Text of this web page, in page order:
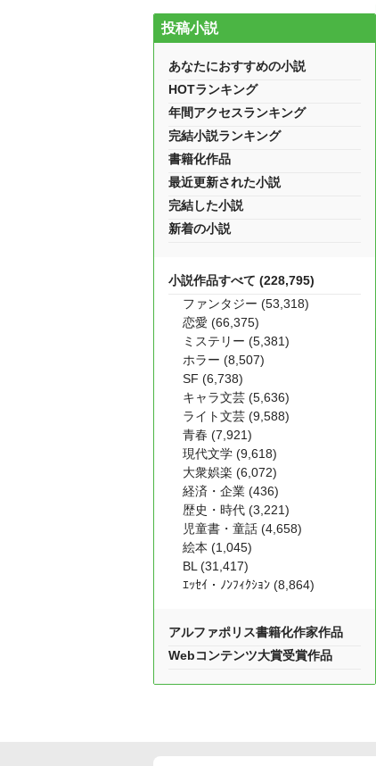
投稿小説
あなたにおすすめの小説
HOTランキング
年間アクセスランキング
完結小説ランキング
書籍化作品
最近更新された小説
完結した小説
新着の小説
小説作品すべて (228,795)
ファンタジー (53,318)
恋愛 (66,375)
ミステリー (5,381)
ホラー (8,507)
SF (6,738)
キャラ文芸 (5,636)
ライト文芸 (9,588)
青春 (7,921)
現代文学 (9,618)
大衆娯楽 (6,072)
経済・企業 (436)
歴史・時代 (3,221)
児童書・童話 (4,658)
絵本 (1,045)
BL (31,417)
ｴｯｾｲ・ﾉﾝﾌｨｸｼｮﾝ (8,864)
アルファポリス書籍化作家作品
Webコンテンツ大賞受賞作品